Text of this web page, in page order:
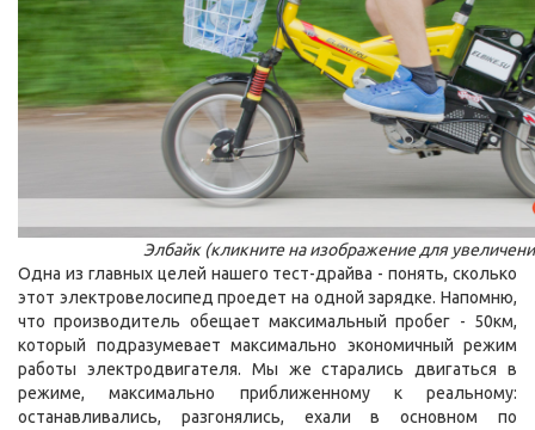
Элбайк (кликните на изображение для
Одна из главных целей нашего тест-драйва - понять, сколько
этот электровелосипед проедет на одной зарядке. Напомню,
что производитель обещает максимальный пробег - 50км,
который подразумевает максимально экономичный режим
работы электродвигателя. Мы же старались двигаться в
режиме, максимально приближенному к реальному:
останавливались, разгонялись, ехали в основном по